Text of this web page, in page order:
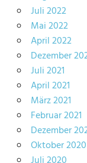
Juli 2022
Mai 2022
April 2022
Dezember
Juli 2021
April 2021
März 2021
Februar 2021
Dezember
Oktober 2020